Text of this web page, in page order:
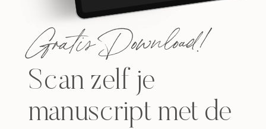
Gratis Download!
Scan zelf je
manuscript met de